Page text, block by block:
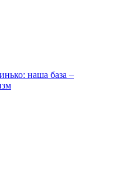
наша база –